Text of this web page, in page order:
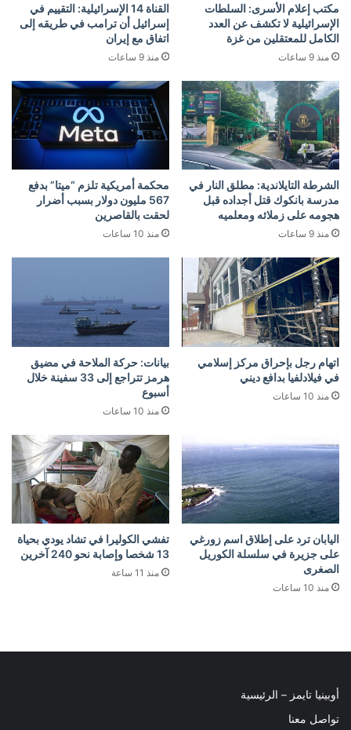
مكتب إعلام الأسرى: السلطات
الإسرائيلية لا تكشف عن العدد
الكامل للمعتقلين من غزة
منذ 9 ساعات
القناة 14 الإسرائيلية: التقييم في
إسرائيل أن ترامب في طريقه إلى
اتفاق مع إيران
منذ 9 ساعات
الشرطة التايلاندية: مطلق النار في
مدرسة بانكوك قتل أجداده قبل
هجومه على زملائه ومعلميه
منذ 9 ساعات
محكمة أمريكية تلزم “ميتا” بدفع
567 مليون دولار بسبب أضرار
لحقت بالقاصرين
منذ 10 ساعات
اتهام رجل بإحراق مركز إسلامي
في فيلادلفيا بدافع ديني
منذ 10 ساعات
بيانات: حركة الملاحة في مضيق
هرمز تتراجع إلى 33 سفينة خلال
أسبوع
منذ 10 ساعات
اليابان ترد على إطلاق اسم زورغي
على جزيرة في سلسلة الكوريل
الصغرى
منذ 10 ساعات
تفشي الكوليرا في تشاد يودي بحياة
13 شخصا وإصابة نحو 240 آخرين
منذ 11 ساعة
أوبينيا تايمز – الرئيسية
تواصل معنا